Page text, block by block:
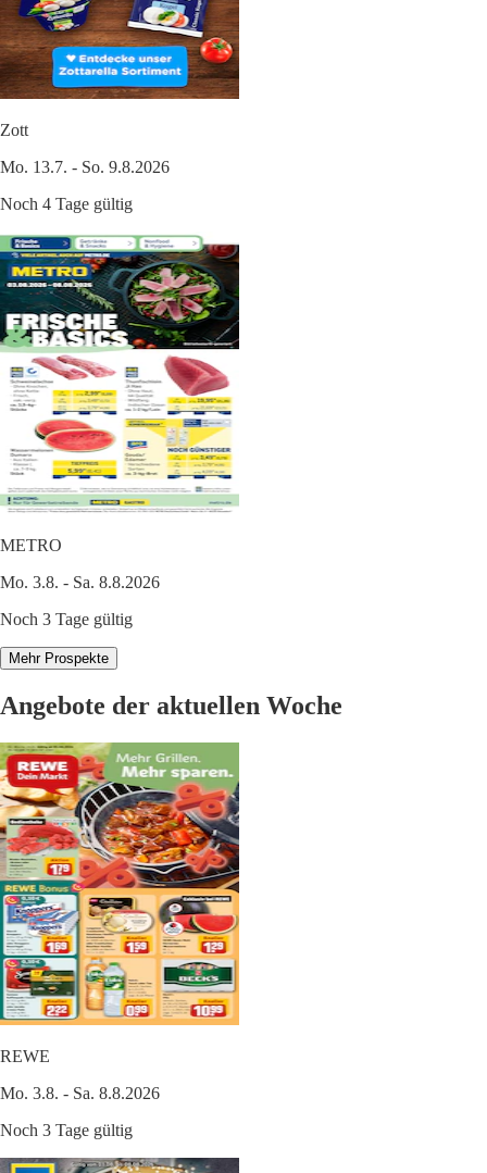
Zott
Mo. 13.7. - So. 9.8.2026
Noch 4 Tage gültig
METRO
Mo. 3.8. - Sa. 8.8.2026
Noch 3 Tage gültig
Mehr Prospekte
Angebote der aktuellen Woche
REWE
Mo. 3.8. - Sa. 8.8.2026
Noch 3 Tage gültig